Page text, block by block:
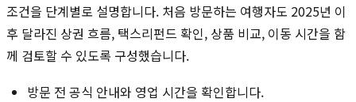
조건을 단계별로 설명합니다. 처음 방문하는 여행자도 2025년 이
후 달라진 상권 흐름, 택스리펀드 확인, 상품 비교, 이동 시간을 함
께 검토할 수 있도록 구성했습니다.
방문 전 공식 안내와 영업 시간을 확인합니다.